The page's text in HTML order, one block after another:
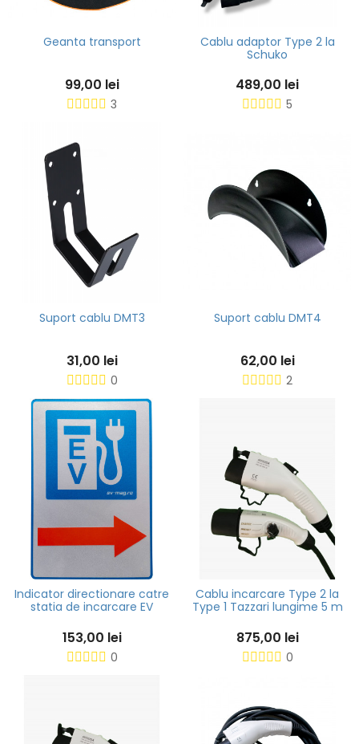
Geanta transport
99,00 lei
3
Cablu adaptor Type 2 la
Schuko
489,00 lei
5
Suport cablu DMT3
31,00 lei
0
Suport cablu DMT4
62,00 lei
2
Indicator directionare catre
statia de incarcare EV
153,00 lei
0
Cablu incarcare Type 2 la
Type 1 Tazzari lungime 5 m
875,00 lei
0